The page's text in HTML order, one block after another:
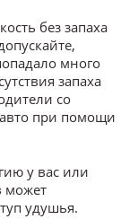
без запаха
много
запаха
со
при помощи
у вас или
может
удушья.